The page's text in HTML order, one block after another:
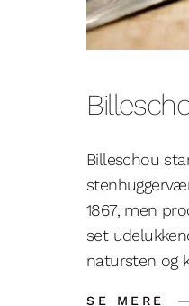
Billeschou
1867, men
set
natursten og
SE MERE